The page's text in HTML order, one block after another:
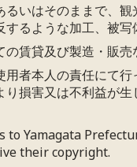
いはそのままで、
るような加工、被
賃貸及び製造・販売
者本人の責任にて行
損害又は不利益が
to Yamagata
their copyright.